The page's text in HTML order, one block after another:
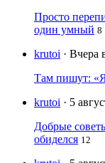
Просто
один умный 8
krutoi · Вчера
Там пишут:
krutoi · 5
Добрые
обиделся 12